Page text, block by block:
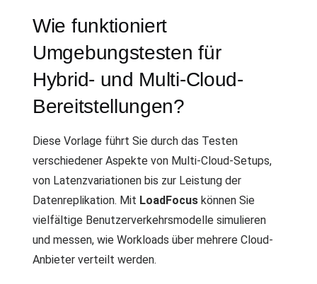
Wie funktioniert
Umgebungstesten für
Hybrid- und Multi-Cloud-
Bereitstellungen?
Diese Vorlage führt Sie durch das Testen
verschiedener Aspekte von Multi-Cloud-Setups,
von Latenzvariationen bis zur Leistung der
Datenreplikation. Mit LoadFocus können Sie
vielfältige Benutzerverkehrsmodelle simulieren
und messen, wie Workloads über mehrere Cloud-
Anbieter verteilt werden.